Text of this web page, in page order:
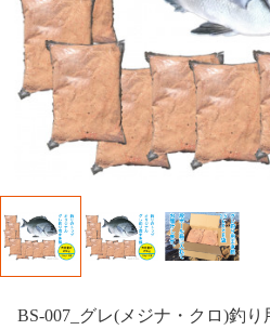
BS-007_グレ(メジナ・クロ)釣